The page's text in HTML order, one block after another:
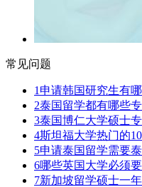
常见问题
1 申请韩国研究生有
2泰国留学都有哪些
3泰国博仁大学硕士
4斯坦福大学热门的
5申请泰国留学需要
6哪些英国大学必须
7新加坡留学硕士一